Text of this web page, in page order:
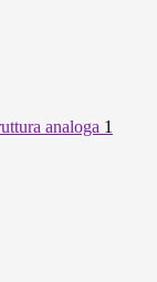
analoga 1